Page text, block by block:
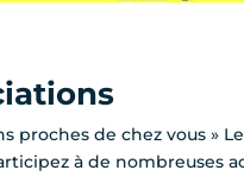
proches de chez vous »
à de nombreuses